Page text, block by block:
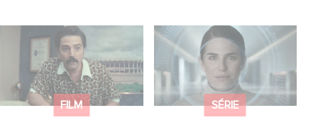
FILM
Mexico 86, est à
retrouver dès
maintenant sur Netflix
SÉRIE
La nouvelle
production Gaumont
USA : « Futuro
Desierto »